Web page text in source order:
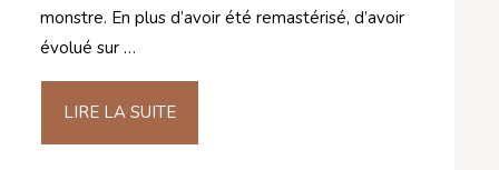
monstre. En plus d’avoir été remastérisé, d’avoir
évolué sur …
LIRE LA SUITE